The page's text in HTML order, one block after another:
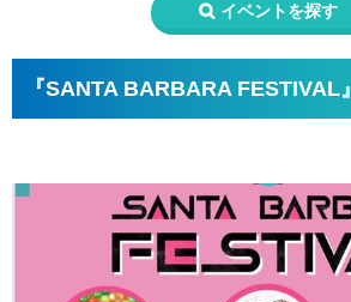
イベントを探す
『SANTA BARBARA FESTIVAL』